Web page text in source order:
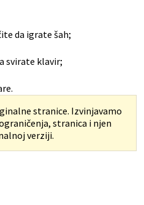
da igrate šah;
svirate klavir;
stranice. Izvinjavamo
stranica i njen
verziji.